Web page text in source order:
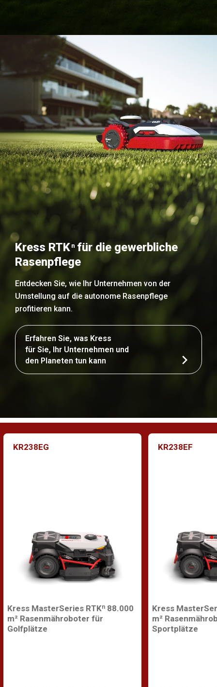
Kress RTK nfür die gewerbliche
Rasenpflege
Entdecken Sie, wie Ihr Unternehmen von der
Umstellung auf die autonome Rasenpflege
profitieren kann.
Erfahren Sie, was Kress
für Sie, Ihr Unternehmen und
den Planeten tun kann
KR238EG
Kress MasterSeries RTKⁿ 88.000
m² Rasenmähroboter für
Golfplätze
KR238EF
Kress
m²
Sportplätze